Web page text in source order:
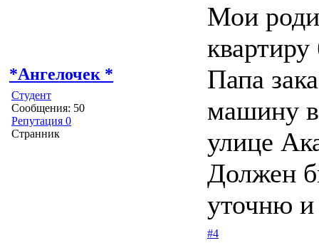
*Ангелочек *
Студент
Сообщения: 50
Репутация 0
Странник
Мои
квартиру
Папа
машину
улице
Должен
уточню
#4